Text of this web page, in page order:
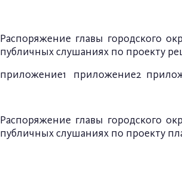
Распоряжение главы городского
публичных слушаниях по проекту
приложение1
приложение2
Распоряжение главы городского
публичных слушаниях по проекту